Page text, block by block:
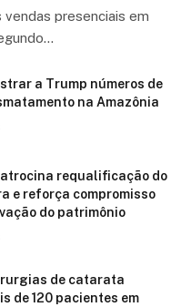
presenciais em
a Trump números de
na Amazônia
requalificação do
e reforça compromisso
do patrimônio
de catarata
de 120 pacientes em